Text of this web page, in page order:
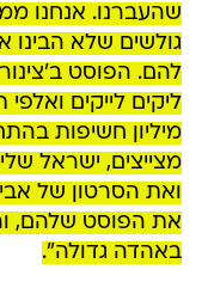
שהעברנו. אנחנו
גולשים שלא הבינו
ליקים לייקים
מיליון חשיפות
מצייצים, ישראל
ואת הסרטון של
את הפוסט שלהם,
באהדה גדולה".